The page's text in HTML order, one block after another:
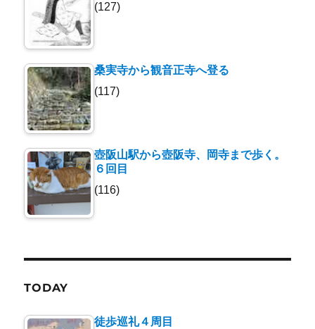
(127)
桑実寺から観音正寺へ登る
(117)
壺阪山駅から壺阪寺、岡寺まで歩く。
６回目
(116)
TODAY
徒歩巡礼４周目